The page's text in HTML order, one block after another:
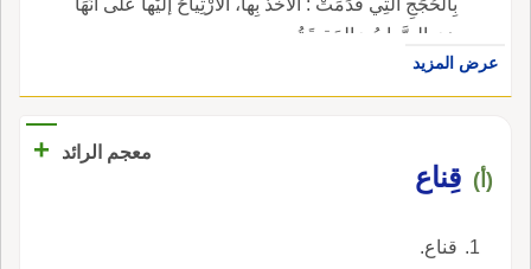
هِيَ الصَّوابُ وَالحَقِيقَةُ.
عرض المزيد
معجم الرائد +
(أ) قِناع
قناع.